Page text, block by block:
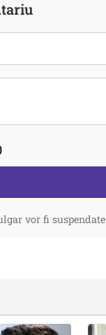
vor fi suspendate